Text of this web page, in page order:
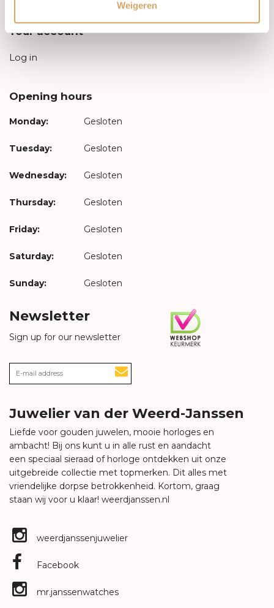
Weigeren
Your account
Log in
Opening hours
Monday: Gesloten
Tuesday: Gesloten
Wednesday: Gesloten
Thursday: Gesloten
Friday: Gesloten
Saturday: Gesloten
Sunday: Gesloten
Newsletter
Sign up for our newsletter
Juwelier van der Weerd-Janssen
Liefde voor gouden juwelen, mooie horloges en
ambacht! Bij ons kunt u in alle rust en aandacht
een speciaal sieraad of horloge ontdekken uit onze
uitgebreide collectie met topmerken. Dit alles met
vriendelijke dorpse betrokkenheid. Kortom, graag
staan wij voor u klaar! weerdjanssen.nl
weerdjanssenjuwelier
Facebook
mr.janssenwatches